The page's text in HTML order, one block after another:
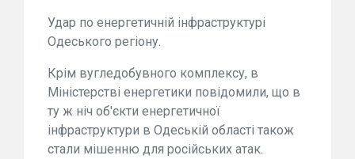
Удар по енергетичній інфраструктурі
Одеського регіону.
Крім вугледобувного комплексу, в
Міністерстві енергетики повідомили, що в
ту ж ніч об'єкти енергетичної
інфраструктури в Одеській області також
стали мішенню для російських атак.